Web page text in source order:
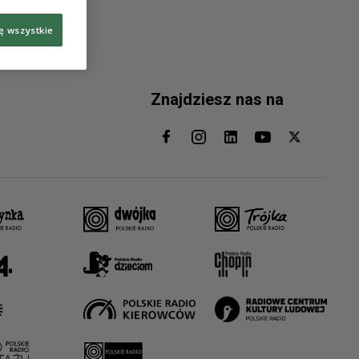
Znajdziesz nas na
wszystkie